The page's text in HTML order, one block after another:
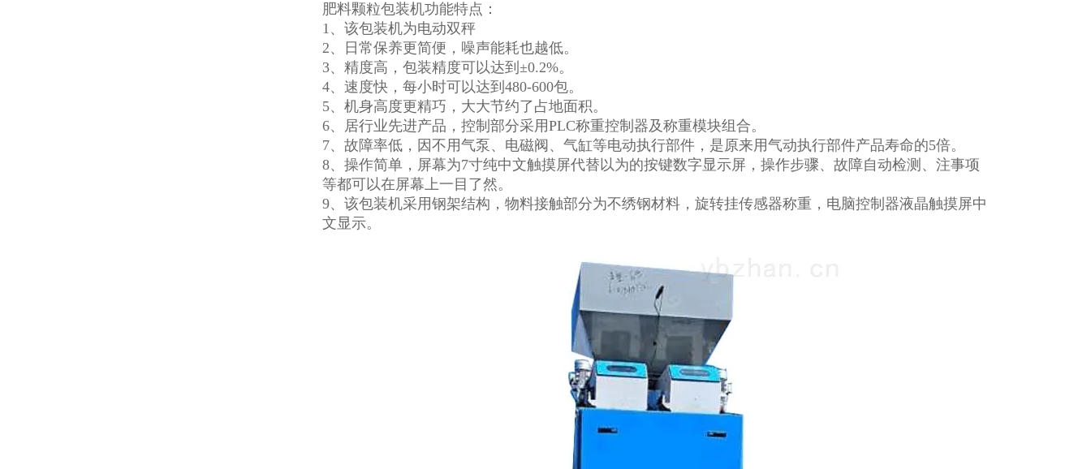
肥料颗粒包装机功能特点：
1、该包装机为电动双秤
2、日常保养更简便，噪声能耗也越低。
3、精度高，包装精度可以达到±0.2%。
4、速度快，每小时可以达到480-600包。
5、机身高度更精巧，大大节约了占地面积。
6、居行业先进产品，控制部分采用PLC称重控制器及称重模块组合。
7、故障率低，因不用气泵、电磁阀、气缸等电动执行部件，是原来用气动执行部件产品寿命的5倍。
8、操作简单，屏幕为7寸纯中文触摸屏代替以为的按键数字显示屏，操作步骤、故障自动检测、注事项
等都可以在屏幕上一目了然。
9、该包装机采用钢架结构，物料接触部分为不绣钢材料，旋转挂传感器称重，电脑控制器液晶触摸屏中
文显示。